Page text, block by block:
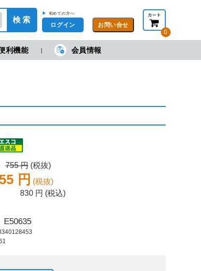
検 索
▶ 初めての方へ
ログイン
0
額合計： 円 (税抜) 円(税込)
利機能 会員情報
円 (税抜)
704 円 (税込)
755 円 (税抜)
円 (税抜)
830 円 (税込)
E50635